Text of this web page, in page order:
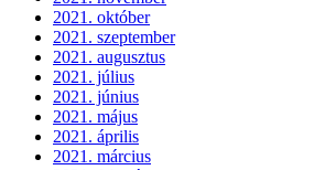
2021. október
2021. szeptember
2021. augusztus
2021. július
2021. június
2021. május
2021. április
2021. március